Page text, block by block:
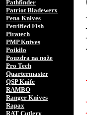
Pathfinder
Patriot Bladewerx
Pena Knives
Petrified Fish
Piratech
PMP Knives
Poikilo
Pouzdra na nože
Pro Tech
Quartermaster
QSP Knife
RAMBO
Ranger Knives
Rapax
RAT Cutlery